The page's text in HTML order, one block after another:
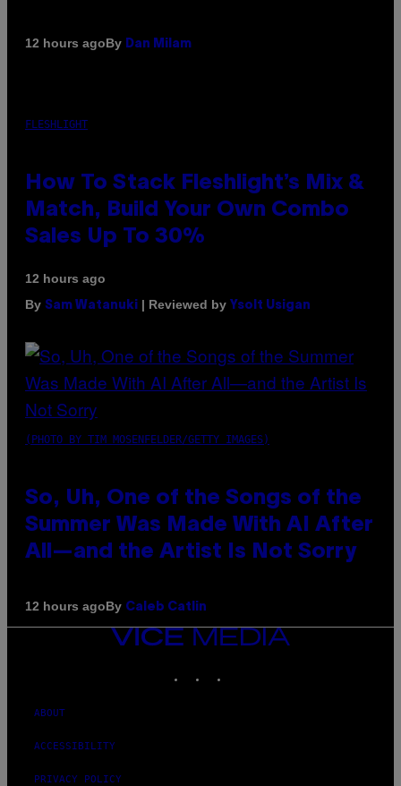
12 hours agoBy Dan Milam
FLESHLIGHT
How To Stack Fleshlight’s Mix &
Match, Build Your Own Combo
Sales Up To 30%
12 hours ago
By Sam Watanuki | Reviewed by Ysolt Usigan
(PHOTO BY TIM MOSENFELDER/GETTY IMAGES)
So, Uh, One of the Songs of the
Summer Was Made With AI After
All—and the Artist Is Not Sorry
12 hours agoBy Caleb Catlin
VICE
MEDIA
ABOUT
ACCESSIBILITY
PRIVACY POLICY